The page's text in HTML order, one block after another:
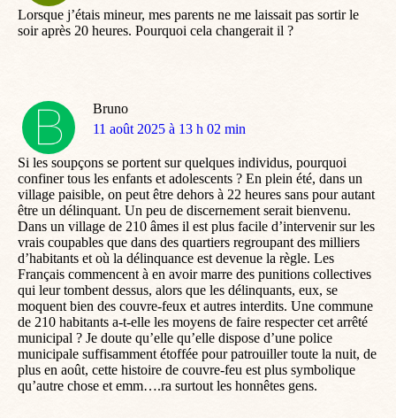
Lorsque j’étais mineur, mes parents ne me laissait pas sortir le
soir après 20 heures. Pourquoi cela changerait il ?
Bruno
dit
11 août 2025 à 13 h 02 min
Si les soupçons se portent sur quelques individus, pourquoi
confiner tous les enfants et adolescents ? En plein été, dans un
village paisible, on peut être dehors à 22 heures sans pour autant
être un délinquant. Un peu de discernement serait bienvenu.
Dans un village de 210 âmes il est plus facile d’intervenir sur les
vrais coupables que dans des quartiers regroupant des milliers
d’habitants et où la délinquance est devenue la règle. Les
Français commencent à en avoir marre des punitions collectives
qui leur tombent dessus, alors que les délinquants, eux, se
moquent bien des couvre-feux et autres interdits. Une commune
de 210 habitants a-t-elle les moyens de faire respecter cet arrêté
municipal ? Je doute qu’elle qu’elle dispose d’une police
municipale suffisamment étoffée pour patrouiller toute la nuit, de
plus en août, cette histoire de couvre-feu est plus symbolique
qu’autre chose et emm….ra surtout les honnêtes gens.